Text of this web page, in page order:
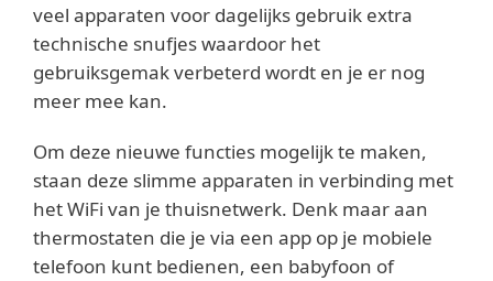
veel apparaten voor dagelijks gebruik extra
technische snufjes waardoor het
gebruiksgemak verbeterd wordt en je er nog
meer mee kan.
Om deze nieuwe functies mogelijk te maken,
staan deze slimme apparaten in verbinding met
het WiFi van je thuisnetwerk. Denk maar aan
thermostaten die je via een app op je mobiele
telefoon kunt bedienen, een babyfoon of